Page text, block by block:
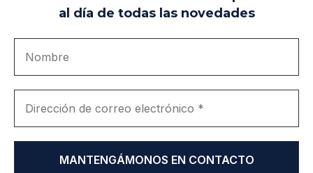
al día de todas las novedades
Aviso Legal Uso de Cookies
Política de Privacidad
Únete a nosotros
Portal de transparencia
Marca registrada en la OEPM. Nº 3.735.191